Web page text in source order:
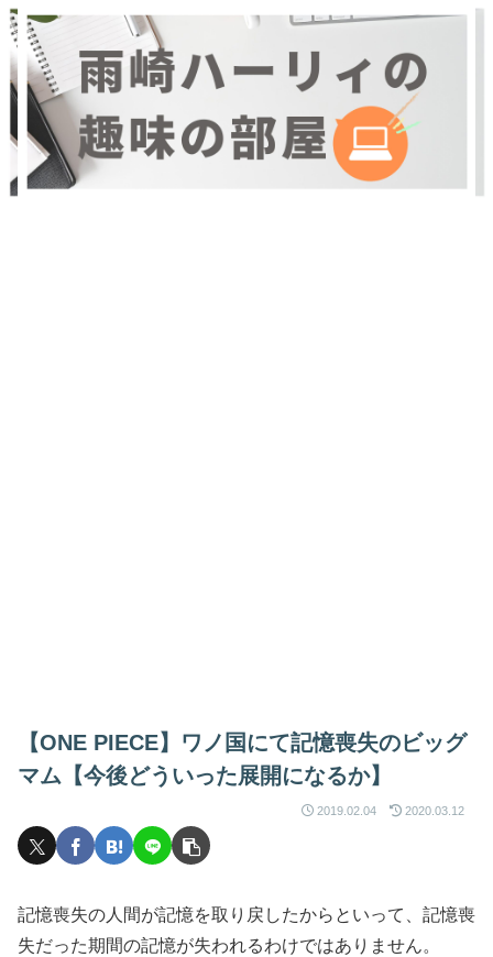
【ONE PIECE】ワノ国にて記憶喪失のビッグ
マム【今後どういった展開になるか】
2019.02.04 2020.03.12
記憶喪失の人間が記憶を取り戻したからといって、記憶喪
失だった期間の記憶が失われるわけではありません。